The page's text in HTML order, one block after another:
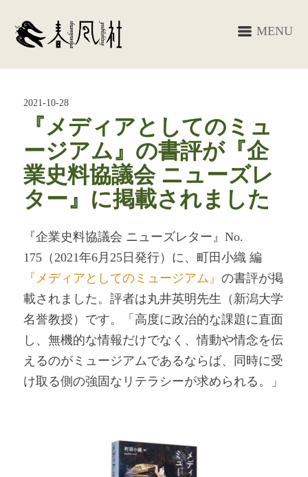
MENU
2021-10-28
『メディアとしてのミュ
ージアム』の書評が『企
業史料協議会 ニューズレ
ター』に掲載されました
『企業史料協議会 ニューズレター』No.
175（2021年6月25日発行）に、町田小織 編
『メディアとしてのミュージアム』の書評が掲
載されました。評者は丸井英明先生（新潟大学
名誉教授）です。「高度に政治的な課題に直面
し、無機的な情報だけでなく、情動や情念を伝
えるのがミュージアムであるならば、同時に受
け取る側の強固なリテラシーが求められる。」